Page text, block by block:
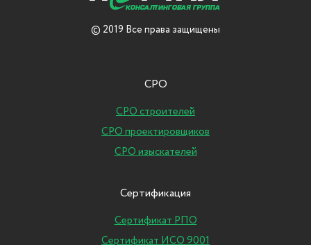
© 2019 Все права защищены
СРО
СРО строителей
СРО проектировщиков
СРО изыскателей
Сертификация
Сертификат РПО
Сертификат ИСО 9001